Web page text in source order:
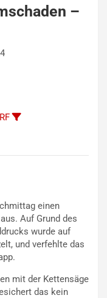
–
einen
Auf Grund des
wurde auf
und verfehlte das
mit der Kettensäge
das kein